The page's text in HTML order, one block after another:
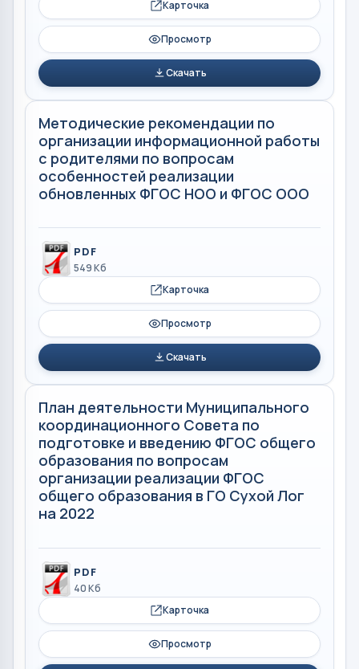
Карточка
Просмотр
Скачать
Методические рекомендации по
организации информационной работы
с родителями по вопросам
особенностей реализации
обновленных ФГОС НОО и ФГОС ООО
PDF
549 Кб
Карточка
Просмотр
Скачать
План деятельности Муниципального
координационного Совета по
подготовке и введению ФГОС общего
образования по вопросам
организации реализации ФГОС
общего образования в ГО Сухой Лог
на 2022
PDF
40 Кб
Карточка
Просмотр